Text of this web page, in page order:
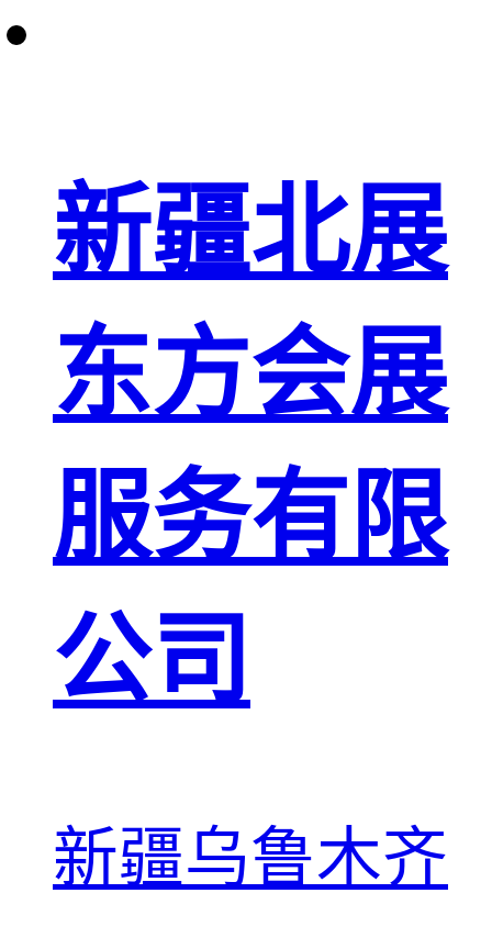
新疆北展
东方会展
服务有限
公司
新疆乌鲁木齐